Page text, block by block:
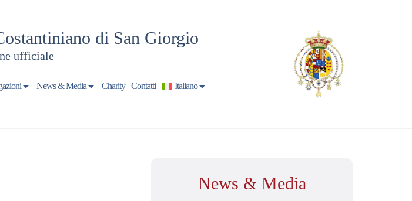
di San Giorgio
ufficiale
News & Media Charity Contatti Italiano
News & Media